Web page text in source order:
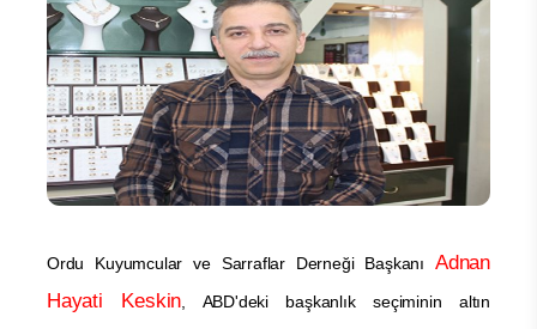
Ordu Kuyumcular ve Sarraflar Derneği Başkanı Adnan
Hayati Keskin , ABD'deki başkanlık seçiminin altın